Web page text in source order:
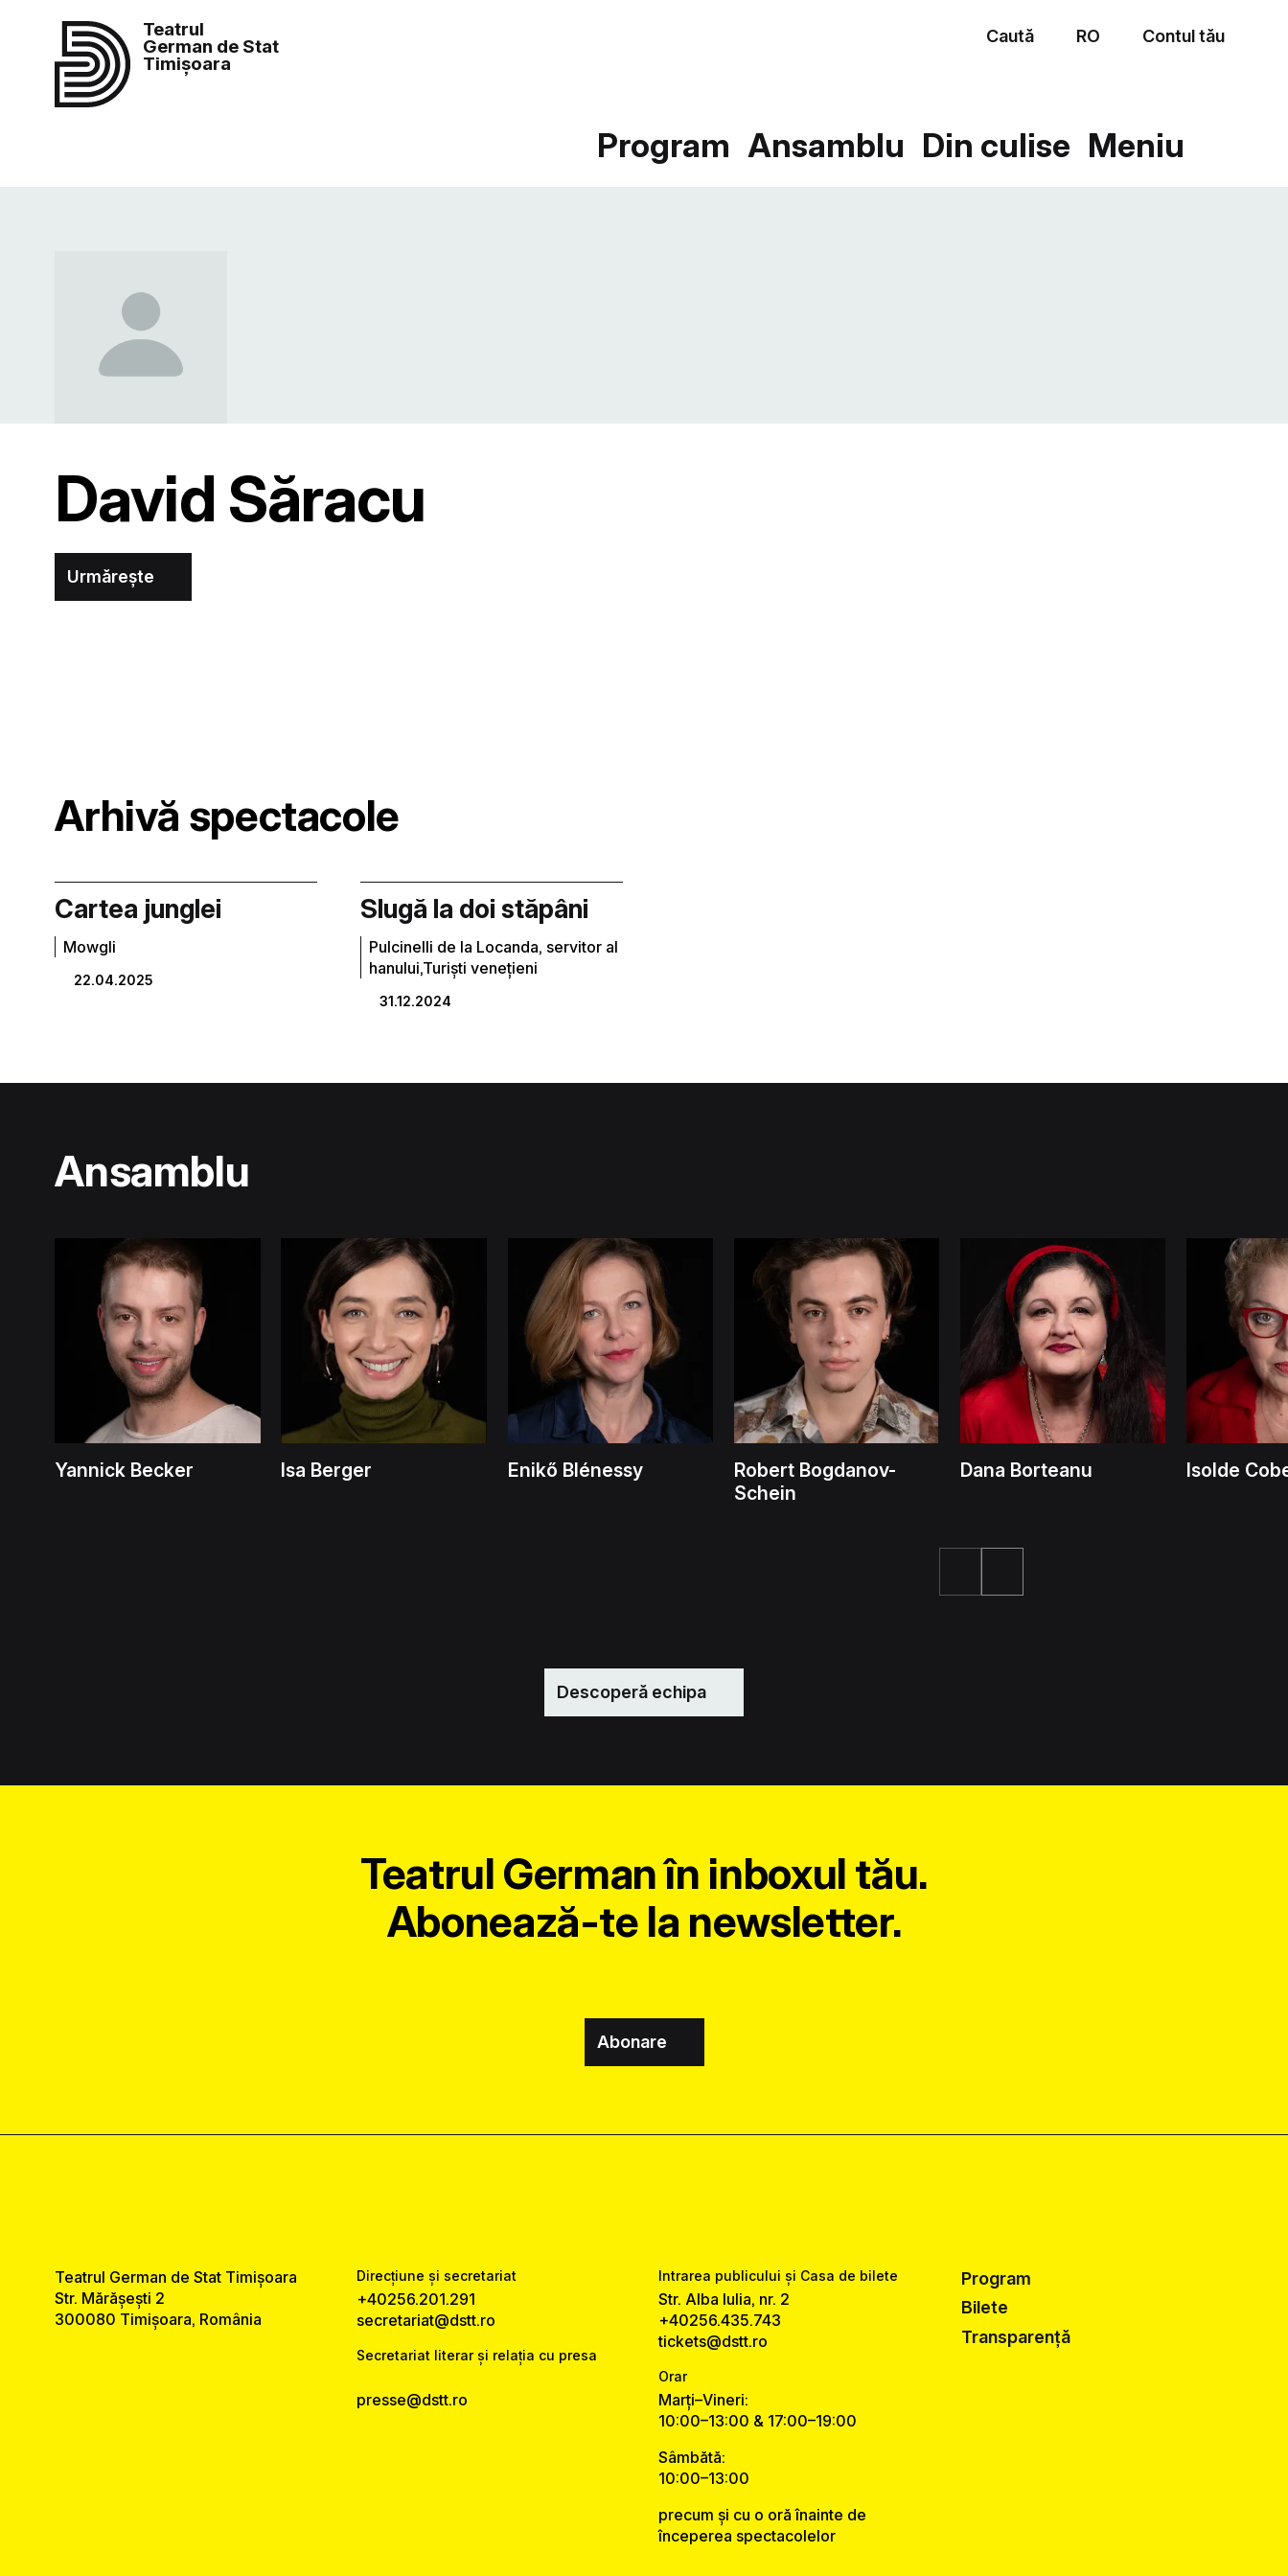
Teatrul
German de Stat
Timișoara
Caută RO Contul tău
Program Ansamblu Din culise Meniu
David Săracu
Urmărește
Arhivă spectacole
Cartea junglei
Mowgli
22.04.2025
Slugă la doi stăpâni
Pulcinelli de la Locanda, servitor al
hanului,Turiști venețieni
31.12.2024
Ansamblu
Yannick Becker Isa Berger Enikő Blénessy
Robert Bogdanov-
Schein
Dana Borteanu Isolde
Descoperă echipa
Teatrul German în inboxul tău.
Abonează-te la newsletter.
Abonare
Teatrul German de Stat Timișoara
Str. Mărășești 2
300080 Timișoara, România
Direcțiune și secretariat
+40256.201.291
secretariat@dstt.ro
Secretariat literar și relația cu presa
presse@dstt.ro
Intrarea publicului și Casa de bilete
Str. Alba Iulia, nr. 2
+40256.435.743
tickets@dstt.ro
Orar
Marți–Vineri:
10:00–13:00 & 17:00–19:00
Sâmbătă:
10:00–13:00
precum și cu o oră înainte de
începerea spectacolelor
Program
Bilete
Transparență